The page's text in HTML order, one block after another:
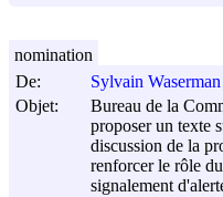
De:
Sylvain Waserman
Objet:
Bureau de la
proposer un texte
discussion de la
renforcer le rôle
signalement
nomination